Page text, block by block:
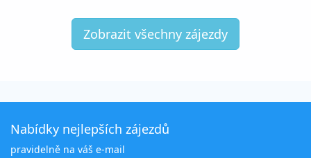
Zobrazit všechny zájezdy
Nabídky nejlepších zájezdů
pravidelně na váš e-mail